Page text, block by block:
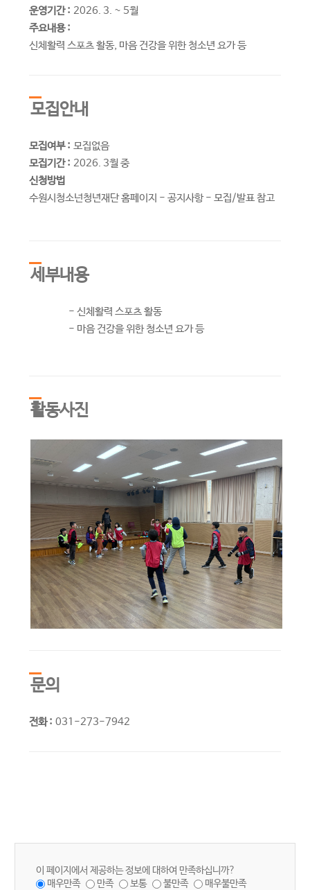
운영기간 : 2026. 3. ~ 5월
주요내용 :
신체활력 스포츠 활동, 마음 건강을 위한 청소년 요가 등
모집안내
모집여부 : 모집없음
모집기간 : 2026. 3월 중
신청방법
수원시청소넌청년재단 홈페이지 - 공지사항 - 모집/발표 참고
세부내용
- 신체활력 스포츠 활동
- 마음 건강을 위한 청소년 요가 등
활동사진
문의
전화 : 031-273-7942
이 페이지에서 제공하는 정보에 대하여 만족하십니까?
매우만족
만족 보통 불만족 매우불만족